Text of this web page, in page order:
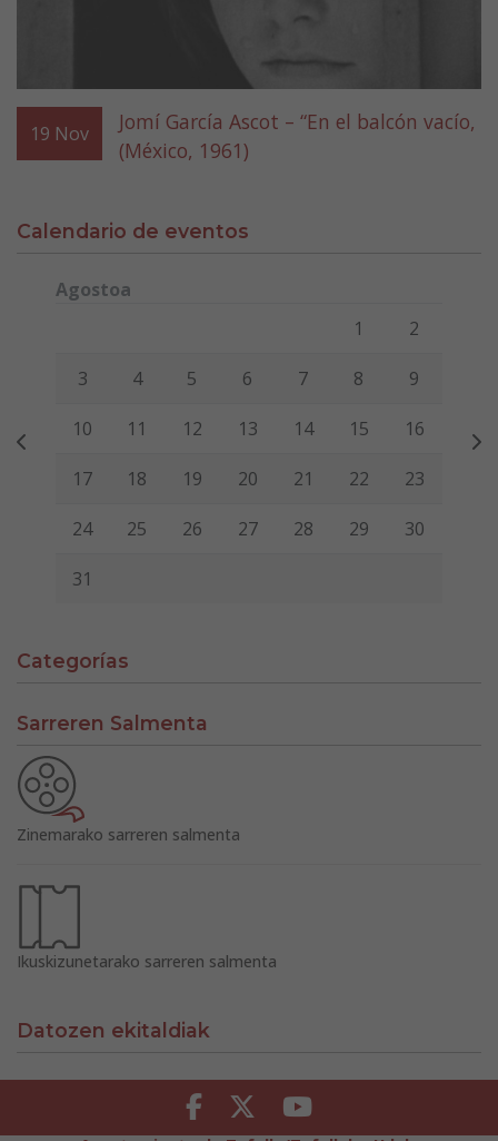
19 Nov
Jomí García Ascot – “En el balcón vacío,
(México, 1961)
Calendario de eventos
Agostoa
Viernes Sábado
1 2
3 4 5 6 7 8 9
10 11 12 13 14 15 16
17 18 19 20 21 22 23
24 25 26 27 28 29 30
31
Categorías
Sarreren Salmenta
Zinemarako sarreren salmenta
Ikuskizunetarako sarreren salmenta
Datozen ekitaldiak
Facebook Twitter Youtube